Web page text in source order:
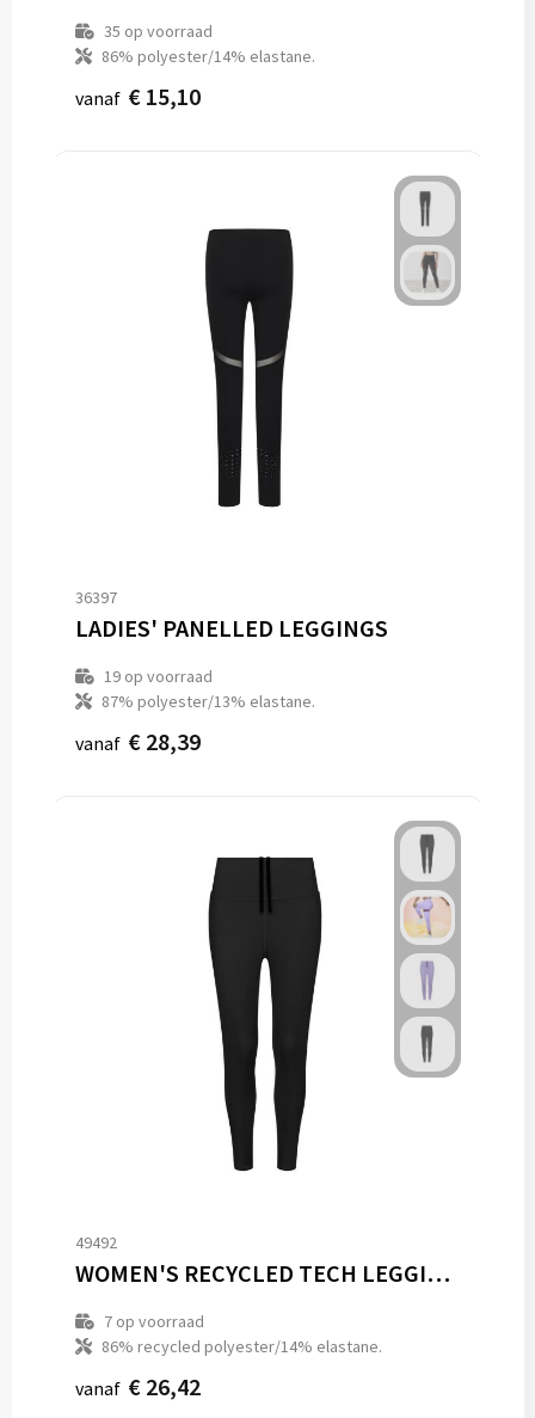
35 op voorraad
86% polyester/14% elastane.
vanaf € 15,10
36397
LADIES' PANELLED LEGGINGS
19op voorraad
87% polyester/13% elastane.
vanaf € 28,39
49492
WOMEN'S RECYCLED TECH LEGGINGS
7op voorraad
86% recycled polyester/14% elastane.
vanaf € 26,42